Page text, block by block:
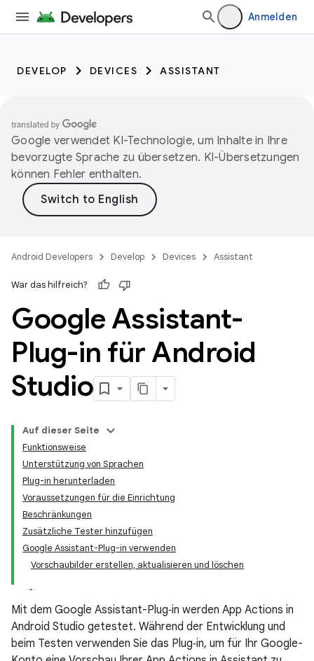
Anmelden
DEVELOP DEVICES ASSISTANT
Google verwendet KI-Technologie, um Inhalte in Ihre
bevorzugte Sprache zu übersetzen. KI-Übersetzungen
können Fehler enthalten.
Android Developers Develop Devices Assistant
War das hilfreich?
Google Assistant-
Plug-in für Android
Studio
Auf dieser Seite
Funktionsweise
Unterstützung von Sprachen
Plug-in herunterladen
Voraussetzungen für die Einrichtung
Beschränkungen
Zusätzliche Tester hinzufügen
Google Assistant-Plug-in verwenden
Vorschaubilder erstellen, aktualisieren und löschen
Mit dem Google Assistant-Plug‑in werden App Actions in
Android Studio getestet. Während der Entwicklung und
beim Testen verwenden Sie das Plug‑in, um für Ihr Google-